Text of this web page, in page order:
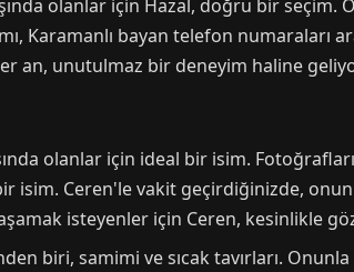
olanlar için Hazal, doğru bir
Karamanlı bayan telefon numaraları
an, unutulmaz bir deneyim haline
olanlar için ideal bir isim.
isim. Ceren'le vakit geçirdiğinizde,
isteyenler için Ceren, kesinlikle
biri, samimi ve sıcak tavırları.